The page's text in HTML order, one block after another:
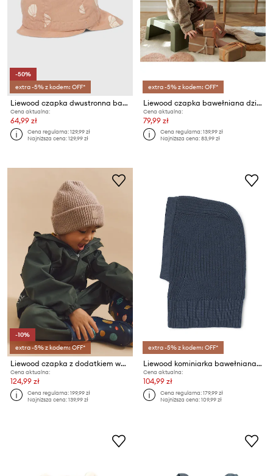
-50%
extra -5% z kodem: OFF*
Liewood czapka dwustronna bawełniana dziecięca
Cena aktualna:
64,99 zł
Cena regularna:129,99 zł
Najniższa cena:129,99 zł
extra -5% z kodem: OFF*
Liewood czapka bawełniana dziecięca
Cena aktualna:
79,99 zł
Cena regularna:139,99 zł
Najniższa cena:83,99 zł
-10%
extra -5% z kodem: OFF*
Liewood czapka z dodatkiem wełny dziecięca Emilio Beanie
Cena aktualna:
124,99 zł
Cena regularna:199,99 zł
Najniższa cena:139,99 zł
extra -5% z kodem: OFF*
Liewood kominiarka bawełniana Sorin Balaclava
Cena aktualna:
104,99 zł
Cena regularna:179,99 zł
Najniższa cena:109,99 zł